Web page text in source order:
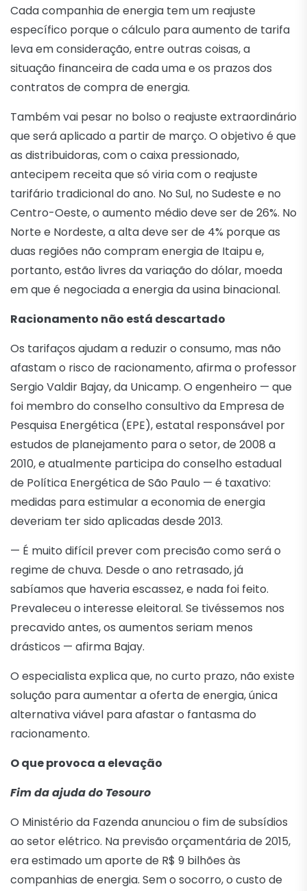
Cada companhia de energia tem um reajuste
específico porque o cálculo para aumento de tarifa
leva em consideração, entre outras coisas, a
situação financeira de cada uma e os prazos dos
contratos de compra de energia.
Também vai pesar no bolso o reajuste extraordinário
que será aplicado a partir de março. O objetivo é que
as distribuidoras, com o caixa pressionado,
antecipem receita que só viria com o reajuste
tarifário tradicional do ano. No Sul, no Sudeste e no
Centro-Oeste, o aumento médio deve ser de 26%. No
Norte e Nordeste, a alta deve ser de 4% porque as
duas regiões não compram energia de Itaipu e,
portanto, estão livres da variação do dólar, moeda
em que é negociada a energia da usina binacional.
Racionamento não está descartado
Os tarifaços ajudam a reduzir o consumo, mas não
afastam o risco de racionamento, afirma o professor
Sergio Valdir Bajay, da Unicamp. O engenheiro — que
foi membro do conselho consultivo da Empresa de
Pesquisa Energética (EPE), estatal responsável por
estudos de planejamento para o setor, de 2008 a
2010, e atualmente participa do conselho estadual
de Política Energética de São Paulo — é taxativo:
medidas para estimular a economia de energia
deveriam ter sido aplicadas desde 2013.
— É muito difícil prever com precisão como será o
regime de chuva. Desde o ano retrasado, já
sabíamos que haveria escassez, e nada foi feito.
Prevaleceu o interesse eleitoral. Se tivéssemos nos
precavido antes, os aumentos seriam menos
drásticos — afirma Bajay.
O especialista explica que, no curto prazo, não existe
solução para aumentar a oferta de energia, única
alternativa viável para afastar o fantasma do
racionamento.
O que provoca a elevação
Fim da ajuda do Tesouro
O Ministério da Fazenda anunciou o fim de subsídios
ao setor elétrico. Na previsão orçamentária de 2015,
era estimado um aporte de R$ 9 bilhões às
companhias de energia. Sem o socorro, o custo de